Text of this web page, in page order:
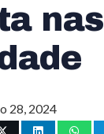
28, 2024